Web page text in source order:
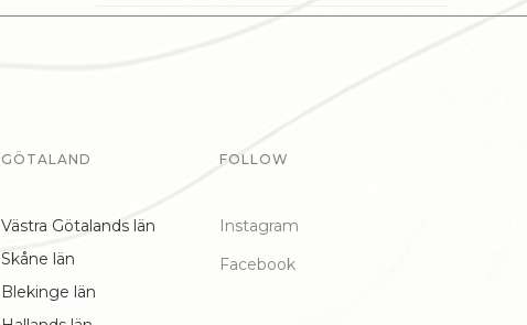
GÖTALAND
Västra Götalands län
Skåne län
Blekinge län
FOLLOW
Instagram
Facebook